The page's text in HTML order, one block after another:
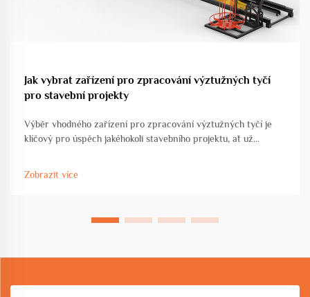
Jak vybrat zařízení pro zpracování výztužných tyčí
pro stavební projekty
Výběr vhodného zařízení pro zpracování výztužných tyčí je
klíčový pro úspěch jakéhokoli stavebního projektu, ať už
Zobrazit více